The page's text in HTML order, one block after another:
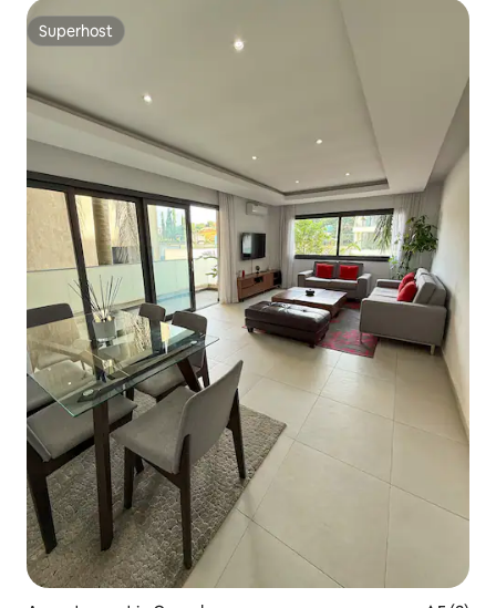
Superhost
Superhost